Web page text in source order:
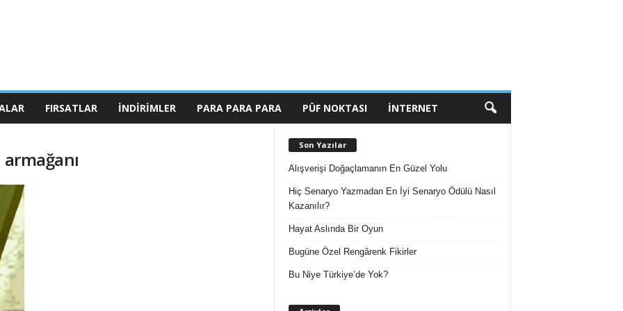
FIRSATLAR İNDIRIMLER PARA PARA PARA PÜF NOKTASI İNTERNET
Son Yazılar
Alışverişi Doğaçlamanın En Güzel Yolu
Hiç Senaryo Yazmadan En İyi Senaryo Ödülü Nasıl
Kazanılır?
Hayat Aslında Bir Oyun
Bugüne Özel Rengârenk Fikirler
Bu Niye Türkiye’de Yok?